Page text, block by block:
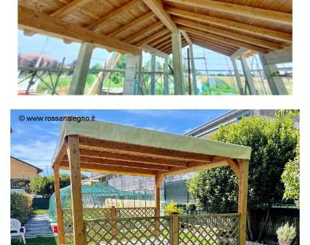
TETTO IN ABETE LAMELLARE PRETAGLIATO